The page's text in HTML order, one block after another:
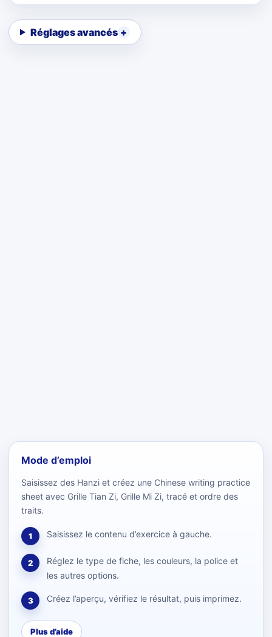
Réglages avancés
Mode d’emploi
Saisissez des Hanzi et créez une Chinese writing practice
sheet avec Grille Tian Zi, Grille Mi Zi, tracé et ordre des
traits.
1 Saisissez le contenu d’exercice à gauche.
2
Réglez le type de fiche, les couleurs, la police et
les autres options.
3 Créez l’aperçu, vérifiez le résultat, puis imprimez.
Plus d’aide